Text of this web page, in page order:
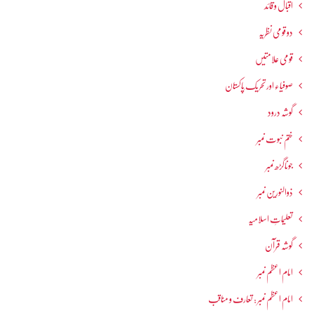
اقبال و قائد
دو قومی نظریہ
قومی علامتیں
صوفیاء اور تحریک ِپاکستان
گوشہ درود
ختم نبوت نمبر
جوناگڑھ نمبر
ذوالنورین نمبر
تعلیماتِ اسلامیہ
گوشہ قرآن
امام اعظم نمبر
امام اعظم نمبر : تعارف و مناقب